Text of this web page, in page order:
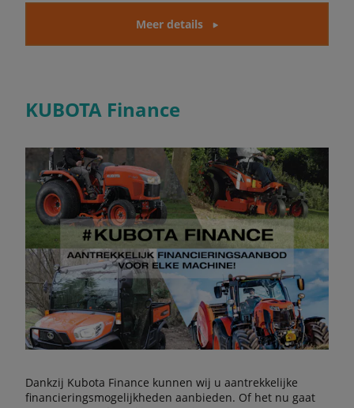
Meer details
KUBOTA Finance
Dankzij Kubota Finance kunnen wij u aantrekkelijke
financieringsmogelijkheden aanbieden. Of het nu gaat